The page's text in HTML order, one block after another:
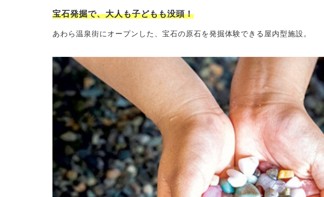
宝石発掘で、大人も子どもも没頭！
あわら温泉街にオープンした、宝石の原石を発掘体験できる屋内型施設。